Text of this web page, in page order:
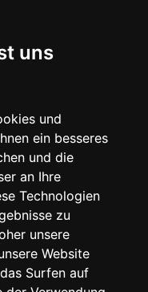
uns
und
ein besseres
und die
an Ihre
Technologien
zu
unsere
Website
Surfen auf